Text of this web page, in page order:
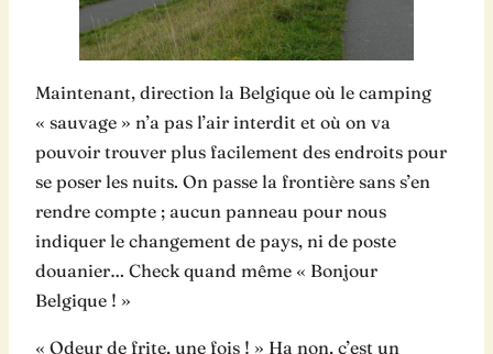
Maintenant, direction la Belgique où le camping
« sauvage » n’a pas l’air interdit et où on va
pouvoir trouver plus facilement des endroits pour
se poser les nuits. On passe la frontière sans s’en
rendre compte ; aucun panneau pour nous
indiquer le changement de pays, ni de poste
douanier… Check quand même « Bonjour
Belgique ! »
« Odeur de frite, une fois ! » Ha non, c’est un